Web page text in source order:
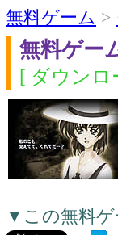
無料ゲーム >
無料ゲー
[ ダウンロ
▼この無料ゲ